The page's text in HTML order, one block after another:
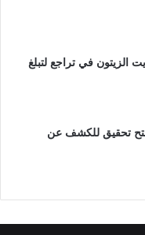
الزيتون في تراجع لتبلغ
تحقيق للكشف عن